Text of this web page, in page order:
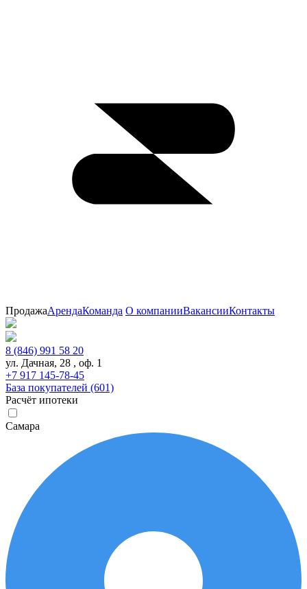
ПродажаАрендаКоманда О компанииВакансииКонтакты
8 (846) 991 58 20
ул. Дачная, 28 , оф. 1
+7 917 145-78-45
База покупателей (601)
Расчёт ипотеки
Самара